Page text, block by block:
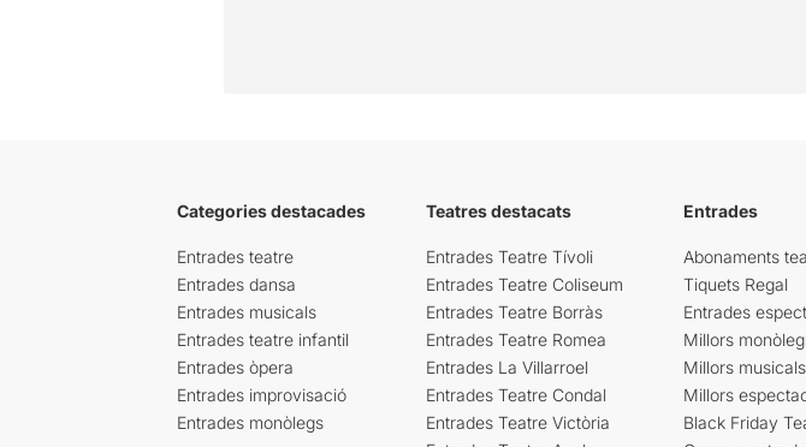
Categories destacades
Entrades teatre
Entrades dansa
Entrades musicals
Entrades teatre infantil
Entrades òpera
Entrades improvisació
Entrades monòlegs
Teatres destacats
Entrades Teatre Tívoli
Entrades Teatre Coliseum
Entrades Teatre Borràs
Entrades Teatre Romea
Entrades La Villarroel
Entrades Teatre Condal
Entrades Teatre Victòria
Entrades
Abonaments
Tiquets Regal
Entrades
Millors
Millors musicals
Millors
Black Friday